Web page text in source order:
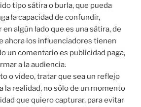
tipo sátira o burla, que pueda
la capacidad de confundir,
algún lado que es una sátira, de
ahora los influenciadores tienen
un comentario es publicidad paga,
a la audiencia.
o video, tratar que sea un reflejo
la realidad, no sólo de un momento
que quiero capturar, para evitar